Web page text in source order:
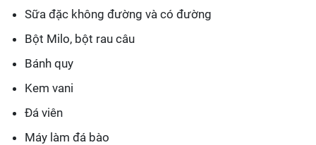
Sữa đặc không đường và có đường
Bột Milo, bột rau câu
Bánh quy
Kem vani
Đá viên
Máy làm đá bào